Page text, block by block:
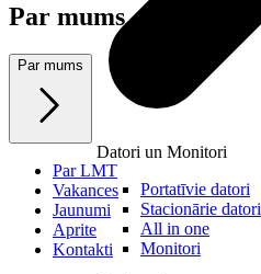
Datori un Monitori
Portatīvie datori
Stacionārie datori
All in one
Monitori
Par mums
Par mums
Par LMT
Vakances
Jaunumi
Aprite
Kontakti